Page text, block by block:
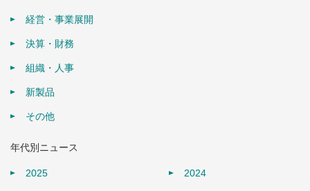
経営・事業展開
決算・財務
組織・人事
新製品
その他
年代別ニュース
2025 2024